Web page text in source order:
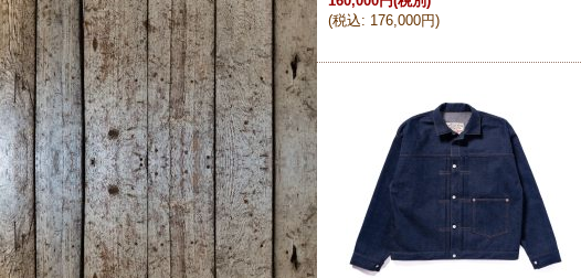
(税込: 176,000円)